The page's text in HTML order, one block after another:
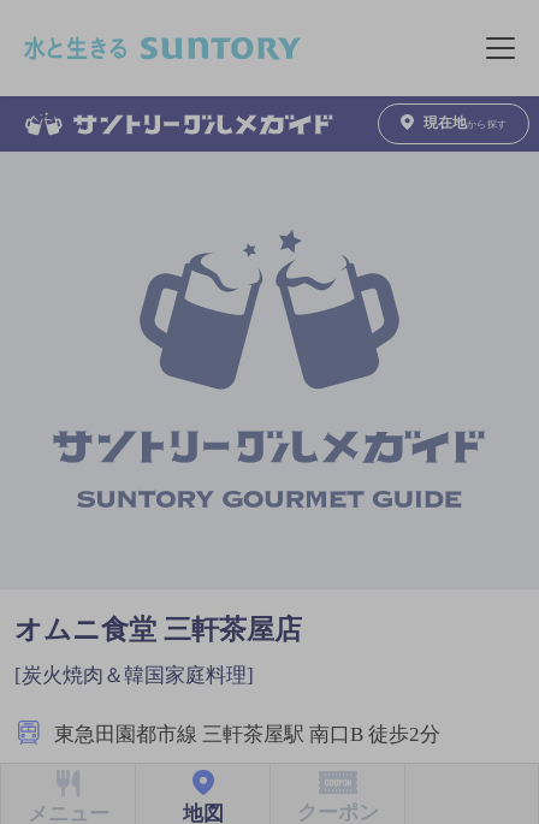
メニュ
現在地から探す
オムニ食堂 三軒茶屋店
[炭火焼肉＆韓国家庭料理]
東急田園都市線 三軒茶屋駅 南口B 徒歩2分
メニュー 地図 クーポン